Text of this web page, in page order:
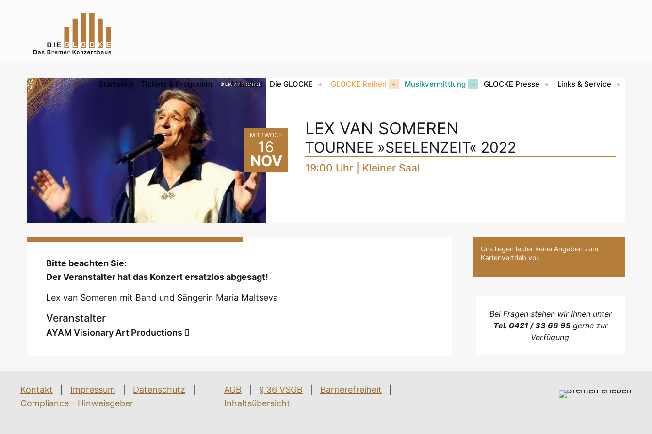
Startseite Tickets & Programm Aktuelles Die GLOCKE GLOCKE Reihen Musikvermittlung GLOCKE Presse Links & Service
MITTWOCH
16
NOV
© Lex van Someren
LEX VAN SOMEREN
TOURNEE »SEELENZEIT« 2022
19:00 Uhr | Kleiner Saal
Bitte beachten Sie:
Der Veranstalter hat das Konzert ersatzlos abgesagt!
Lex van Someren mit Band und Sängerin Maria Maltseva
Veranstalter
AYAM Visionary Art Productions
Uns liegen leider keine Angaben zum
Kartenvertrieb vor.
Bei Fragen stehen wir Ihnen unter
Tel. 0421 / 33 66 99gerne zur
Verfügung.
Kontakt Impressum Datenschutz
Compliance - Hinweisgeber
AGB § 36 VSGB Barrierefreiheit
Inhaltsübersicht